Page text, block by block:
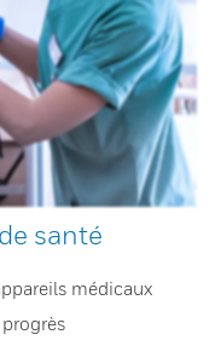
santé
médicaux